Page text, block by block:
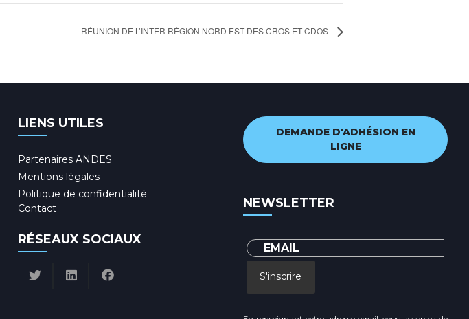
RÉUNION DE L’INTER RÉGION NORD EST DES CROS ET CDOS
LIENS UTILES
Partenaires ANDES
Mentions légales
Politique de confidentialité
Contact
RÉSEAUX SOCIAUX
DEMANDE D'ADHÉSION EN
LIGNE
NEWSLETTER
S'inscrire